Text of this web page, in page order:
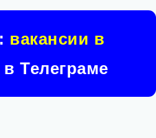
вакансии в
в Телеграме